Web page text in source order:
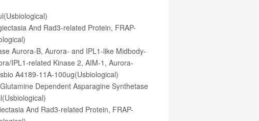
And Rad3-related Protein, FRAP-
Aurora-B, Aurora- and IPL1-like Midbody-
IPL1-related Kinase 2, AIM-1, Aurora-
A4189-11A-100ug(Usbiological)
Dependent Asparagine Synthetase
And Rad3-related Protein, FRAP-